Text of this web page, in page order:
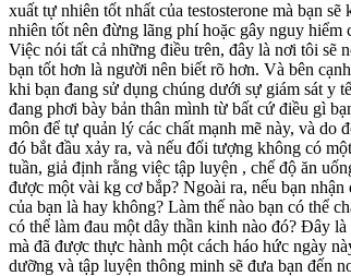
xuất tự nhiên tốt nhất của testosterone mà bạn
nhiên tốt nên đừng lãng phí hoặc gây nguy hiểm
Việc nói tất cả những điều trên, đây là nơi tôi sẽ
bạn tốt hơn là người nên biết rõ hơn. Và bên
khi bạn đang sử dụng chúng dưới sự giám sát y
đang phơi bày bản thân mình từ bất cứ điều gì
môn để tự quản lý các chất mạnh mẽ này, và
đó bắt đầu xảy ra, và nếu đối tượng không có
tuần, giả định rằng việc tập luyện , chế độ ăn
được một vài kg cơ bắp? Ngoài ra, nếu bạn
của bạn là hay không? Làm thế nào bạn có thể
có thể làm đau một dây thần kinh nào đó? Đây
mà đã được thực hành một cách háo hức ngày
dưỡng và tập luyện thông minh sẽ đưa bạn đến